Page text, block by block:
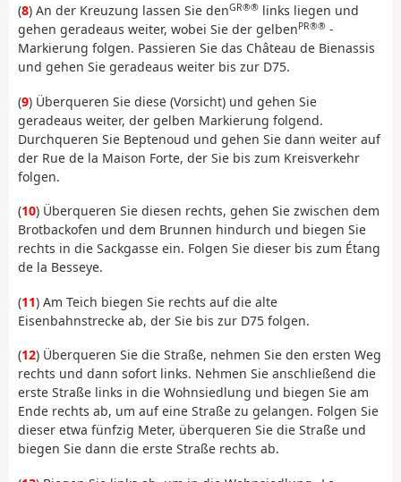
(8) An der Kreuzung lassen Sie denGR®® links liegen und
gehen geradeaus weiter, wobei Sie der gelbenPR®® -
Markierung folgen. Passieren Sie das Château de Bienassis
und gehen Sie geradeaus weiter bis zur D75.
(9) Überqueren Sie diese (Vorsicht) und gehen Sie
geradeaus weiter, der gelben Markierung folgend.
Durchqueren Sie Beptenoud und gehen Sie dann weiter auf
der Rue de la Maison Forte, der Sie bis zum Kreisverkehr
folgen.
(10) Überqueren Sie diesen rechts, gehen Sie zwischen dem
Brotbackofen und dem Brunnen hindurch und biegen Sie
rechts in die Sackgasse ein. Folgen Sie dieser bis zum Étang
de la Besseye.
(11) Am Teich biegen Sie rechts auf die alte
Eisenbahnstrecke ab, der Sie bis zur D75 folgen.
(12) Überqueren Sie die Straße, nehmen Sie den ersten Weg
rechts und dann sofort links. Nehmen Sie anschließend die
erste Straße links in die Wohnsiedlung und biegen Sie am
Ende rechts ab, um auf eine Straße zu gelangen. Folgen Sie
dieser etwa fünfzig Meter, überqueren Sie die Straße und
biegen Sie dann die erste Straße rechts ab.